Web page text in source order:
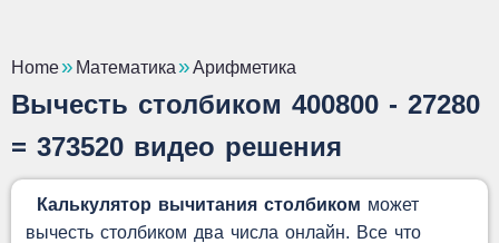
Home Математика Арифметика
Вычесть столбиком 400800 - 27280
= 373520 видео решения
Калькулятор вычитания столбиком может
вычесть столбиком два числа онлайн. Все что